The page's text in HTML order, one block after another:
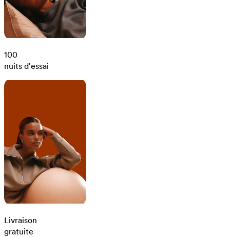
100
nuits d'essai
Livraison
gratuite